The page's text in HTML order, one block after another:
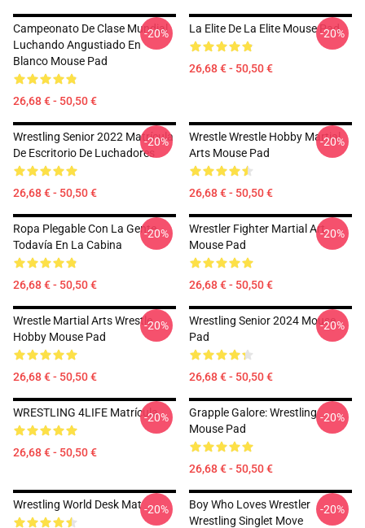
Campeonato De Clase Mundial
Luchando Angustiado En
Blanco Mouse Pad
26,68 € - 50,50 €
-20% La Elite De La Elite Mouse Pad
26,68 € - 50,50 €
-20%
Wrestling Senior 2022 Matrícula
De Escritorio De Luchadores
26,68 € - 50,50 €
-20%
Wrestle Wrestle Hobby Martial
Arts Mouse Pad
26,68 € - 50,50 €
-20%
Ropa Plegable Con La Gente
Todavía En La Cabina
26,68 € - 50,50 €
-20%
Wrestler Fighter Martial Art
Mouse Pad
26,68 € - 50,50 €
-20%
Wrestle Martial Arts Wrestle
Hobby Mouse Pad
26,68 € - 50,50 €
-20%
Wrestling Senior 2024 Mouse
Pad
26,68 € - 50,50 €
-20%
WRESTLING 4LIFE Matrícula
26,68 € - 50,50 €
-20%
Grapple Galore: Wrestling
Mouse Pad
26,68 € - 50,50 €
-20%
Wrestling World Desk Mat-20%
Boy Who Loves Wrestler
Wrestling Singlet Move
-20%